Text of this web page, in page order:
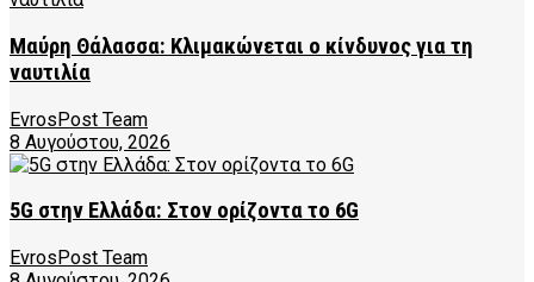
Μαύρη Θάλασσα: Κλιμακώνεται ο κίνδυνος για τη
ναυτιλία
EvrosPost Team
8 Αυγούστου, 2026
5G στην Ελλάδα: Στον ορίζοντα το 6G
EvrosPost Team